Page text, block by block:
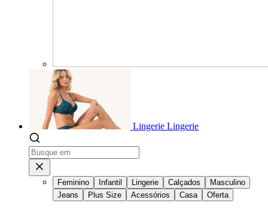
Lingerie Lingerie
Feminino Infantil Lingerie Calçados
Masculino
Jeans
Plus Size Acessórios Casa Oferta